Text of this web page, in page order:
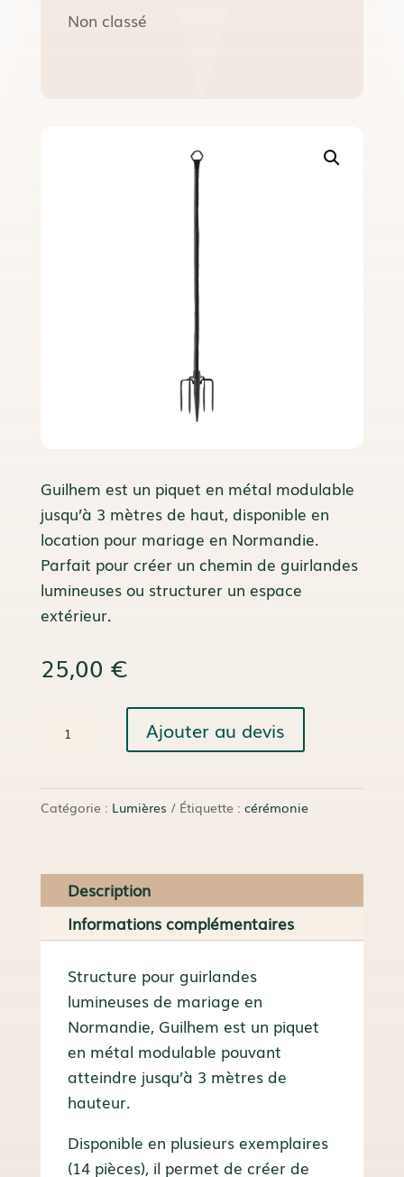
Non classé
Guilhem est un piquet en métal modulable
jusqu’à 3 mètres de haut, disponible en
location pour mariage en Normandie.
Parfait pour créer un chemin de guirlandes
lumineuses ou structurer un espace
extérieur.
25,00 €
Guilhem
Ajouter au devis
Catégorie : Lumières Étiquette : cérémonie
Description
Informations complémentaires
Structure pour guirlandes
lumineuses de mariage en
Normandie, Guilhem est un piquet
en métal modulable pouvant
atteindre jusqu’à 3 mètres de
hauteur.
Disponible en plusieurs exemplaires
(14 pièces), il permet de créer de